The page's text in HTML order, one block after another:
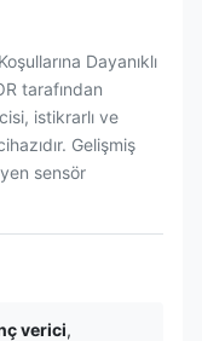
Dayanıklı
tarafından
istikrarlı ve
Gelişmiş
sensör
verici,